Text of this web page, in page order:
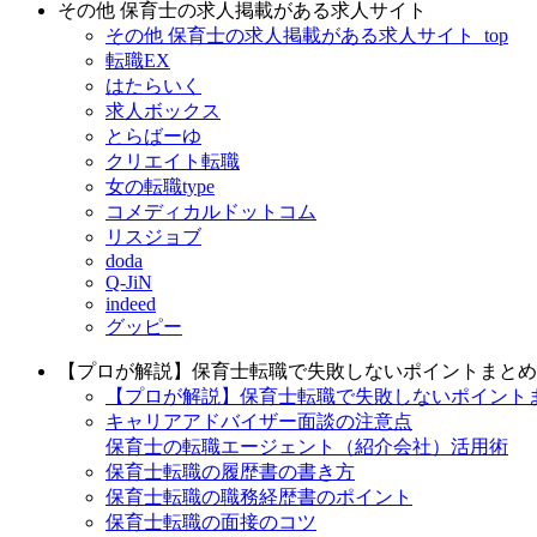
その他 保育士の求人掲載がある求人サイト
その他 保育士の求人掲載がある求人サイト_top
転職EX
はたらいく
求人ボックス
とらばーゆ
クリエイト転職
女の転職type
コメディカルドットコム
リスジョブ
doda
Q-JiN
indeed
グッピー
【プロが解説】保育士転職で失敗しないポイントまとめ
【プロが解説】保育士転職で失敗しないポイント
キャリアアドバイザー面談の注意点
保育士の転職エージェント（紹介会社）活用術
保育士転職の履歴書の書き方
保育士転職の職務経歴書のポイント
保育士転職の面接のコツ